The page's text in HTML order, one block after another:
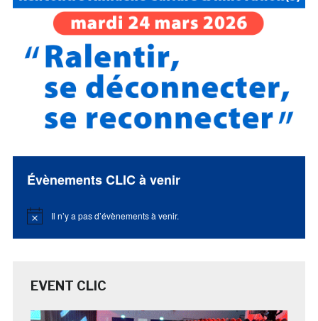
Évènements CLIC à venir
Notice Il n’y a pas d’évènements à venir.
EVENT CLIC